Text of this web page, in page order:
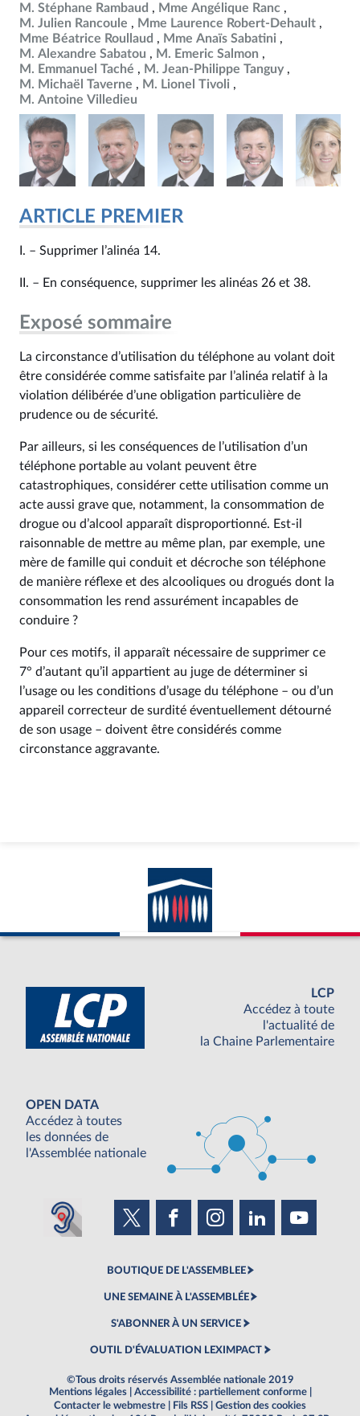
M. Stéphane Rambaud
Mme Angélique Ranc
M. Julien Rancoule
Mme Laurence Robert-Dehault
Mme Béatrice Roullaud
Mme Anaïs Sabatini
M. Alexandre Sabatou
M. Emeric Salmon
M. Emmanuel Taché
M. Jean-Philippe Tanguy
M. Michaël Taverne
M. Lionel Tivoli
M. Antoine Villedieu
ARTICLE PREMIER
I. – Supprimer l’alinéa 14.
II. – En conséquence, supprimer les alinéas 26 et 38.
Exposé sommaire
La circonstance d’utilisation du téléphone au volant doit
être considérée comme satisfaite par l’alinéa relatif à la
violation délibérée d’une obligation particulière de
prudence ou de sécurité.
Par ailleurs, si les conséquences de l’utilisation d’un
téléphone portable au volant peuvent être
catastrophiques, considérer cette utilisation comme un
acte aussi grave que, notamment, la consommation de
drogue ou d’alcool apparaît disproportionné. Est-il
raisonnable de mettre au même plan, par exemple, une
mère de famille qui conduit et décroche son téléphone
de manière réflexe et des alcooliques ou drogués dont la
consommation les rend assurément incapables de
conduire ?
Pour ces motifs, il apparaît nécessaire de supprimer ce
7° d’autant qu’il appartient au juge de déterminer si
l’usage ou les conditions d’usage du téléphone – ou d’un
appareil correcteur de surdité éventuellement détourné
de son usage – doivent être considérés comme
circonstance aggravante.
LCP
Accédez à toute
l'actualité de
la Chaine Parlementaire
OPEN DATA
Accédez à toutes
les données de
l'Assemblée nationale
BOUTIQUE DE L'ASSEMBLEE
UNE SEMAINE À L'ASSEMBLÉE
S'ABONNER À UN SERVICE
OUTIL D'ÉVALUATION LEXIMPACT
©Tous droits réservés Assemblée nationale 2019
Mentions légales
Accessibilité : partiellement conforme
Contacter le webmestre
Fils RSS
Gestion des cookies